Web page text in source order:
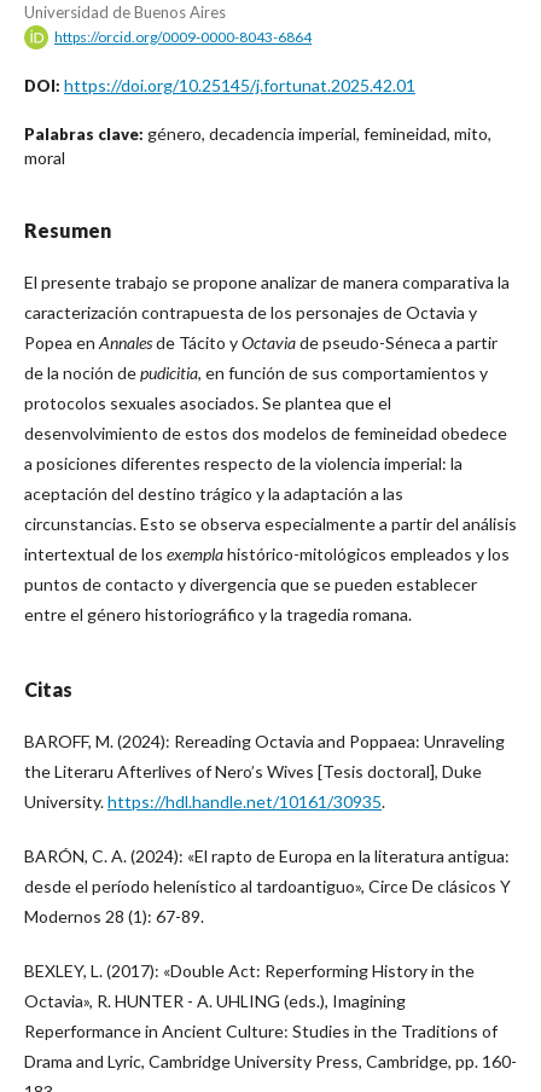
Universidad de Buenos Aires
https://orcid.org/0009-0000-8043-6864
DOI: https://doi.org/10.25145/j.fortunat.2025.42.01
Palabras clave: género, decadencia imperial, femineidad, mito,
moral
Resumen
El presente trabajo se propone analizar de manera comparativa la
caracterización contrapuesta de los personajes de Octavia y
Popea en Annalesde Tácito yOctaviade pseudo-Séneca a partir
de la noción depudicitia, en función de sus comportamientos y
protocolos sexuales asociados. Se plantea que el
desenvolvimiento de estos dos modelos de femineidad obedece
a posiciones diferentes respecto de la violencia imperial: la
aceptación del destino trágico y la adaptación a las
circunstancias. Esto se observa especialmente a partir del análisis
intertextual de los exemplahistórico-mitológicos empleados y los
puntos de contacto y divergencia que se pueden establecer
entre el género historiográfico y la tragedia romana.
Citas
BAROFF, M. (2024): Rereading Octavia and Poppaea: Unraveling
the Literaru Afterlives of Nero’s Wives [Tesis doctoral], Duke
University.https://hdl.handle.net/10161/30935.
BARÓN, C. A. (2024): «El rapto de Europa en la literatura antigua:
desde el período helenístico al tardoantiguo», Circe De clásicos Y
Modernos 28 (1): 67-89.
BEXLEY, L. (2017): «Double Act: Reperforming History in the
Octavia», R. HUNTER - A. UHLING (eds.), Imagining
Reperformance in Ancient Culture: Studies in the Traditions of
Drama and Lyric, Cambridge University Press, Cambridge, pp. 160-